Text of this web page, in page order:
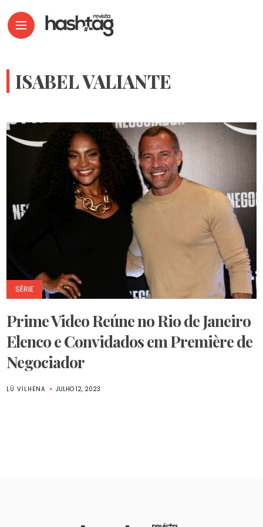
ISABEL VALIANTE
SÉRIE
Prime Video Reúne no Rio de Janeiro
Elenco e Convidados em Première de
Negociador
LÚ VILHENA JULHO 12, 2023